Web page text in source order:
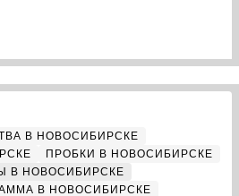
В НОВОСИБИРСКЕ
ПРОБКИ В НОВОСИБИРСКЕ
В НОВОСИБИРСКЕ
В НОВОСИБИРСКЕ